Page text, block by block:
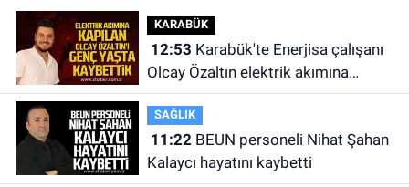
KARABÜK
12:53
Olcay Özaltın elektrik akımına
kapılarak hayatını kaybetti.
SAĞLIK
11:22BEUN personeli Nihat Şahan
Kalaycı hayatını kaybetti